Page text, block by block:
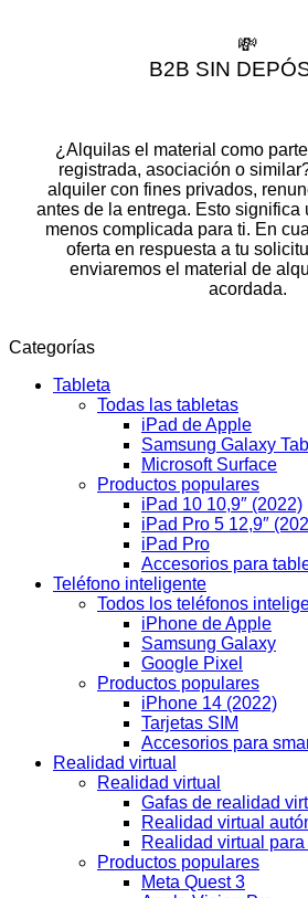
💸
B2B SIN
¿Alquilas el material como
registrada, asociación o
alquiler con fines privados,
antes de la entrega. Esto significa
menos complicada para ti. En
oferta en respuesta a tu
enviaremos el material de
acordada.
Categorías
Tableta
Todas las tabletas
iPad de Apple
Samsung Galaxy Tab
Microsoft Surface
Productos populares
iPad 10 10,9″ (2022)
iPad Pro 5 12,9″
iPad Pro
Accesorios para
Teléfono inteligente
Todos los teléfonos
iPhone de Apple
Samsung Galaxy
Google Pixel
Productos populares
iPhone 14 (2022)
Tarjetas SIM
Accesorios para
Realidad virtual
Realidad virtual
Gafas de realidad
Realidad virtual
Realidad virtual para
Productos populares
Meta Quest 3